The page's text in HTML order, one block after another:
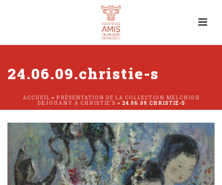
24.06.09.christie-s
ACCUEIL » PRÉSENTATION DE LA COLLECTION MELCHIOR
DEJOUANY À CHRISTIE’S » 24.06.09.CHRISTIE-S